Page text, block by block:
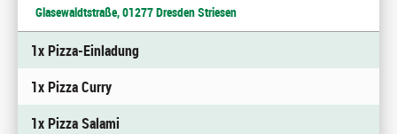
Glasewaldtstraße, 01277 Dresden Striesen
1x Pizza-Einladung
1x Pizza Curry
1x Pizza Salami